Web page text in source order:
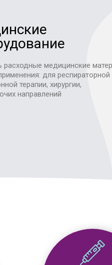
медицинские
для респираторной
терапии, хирургии,
направлений